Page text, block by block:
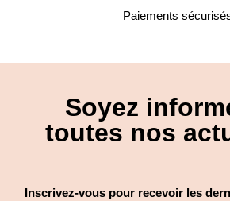
Paiements
Soyez
toutes nos
Inscrivez-vous pour recevoir les